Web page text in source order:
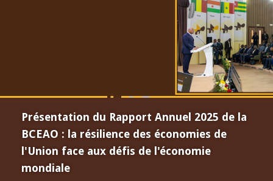
Présentation du Rapport Annuel 2025 de la
BCEAO : la résilience des économies de
l'Union face aux défis de l'économie
mondiale